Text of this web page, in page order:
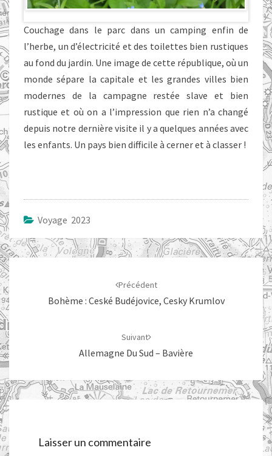
Couchage dans le parc dans un camping enfin de
l’herbe, un d’électricité et des toilettes bien rustiques
au fond du jardin. Une image de cette république, où un
monde sépare la capitale et les grandes villes bien
modernes de la campagne restée slave et bien
rustique et où on a l’impression que rien n’a changé
depuis notre dernière visite il y a quelques années avec
les enfants. Un pays bien difficile à cerner et à classer !
Voyage 2023
Navigation
d'article
Précédent
Bohème : Ceské Budéjovice, Cesky Krumlov
Suivant
Allemagne Du Sud – Bavière
Laisser un commentaire